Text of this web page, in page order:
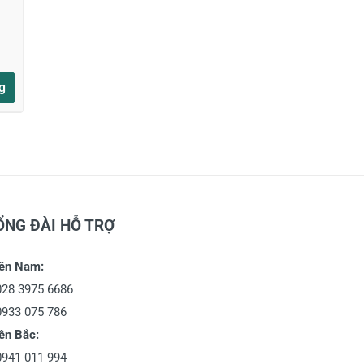
ĐÀI HỖ TRỢ
Nam:
3975 6686
075 786
Bắc:
011 994